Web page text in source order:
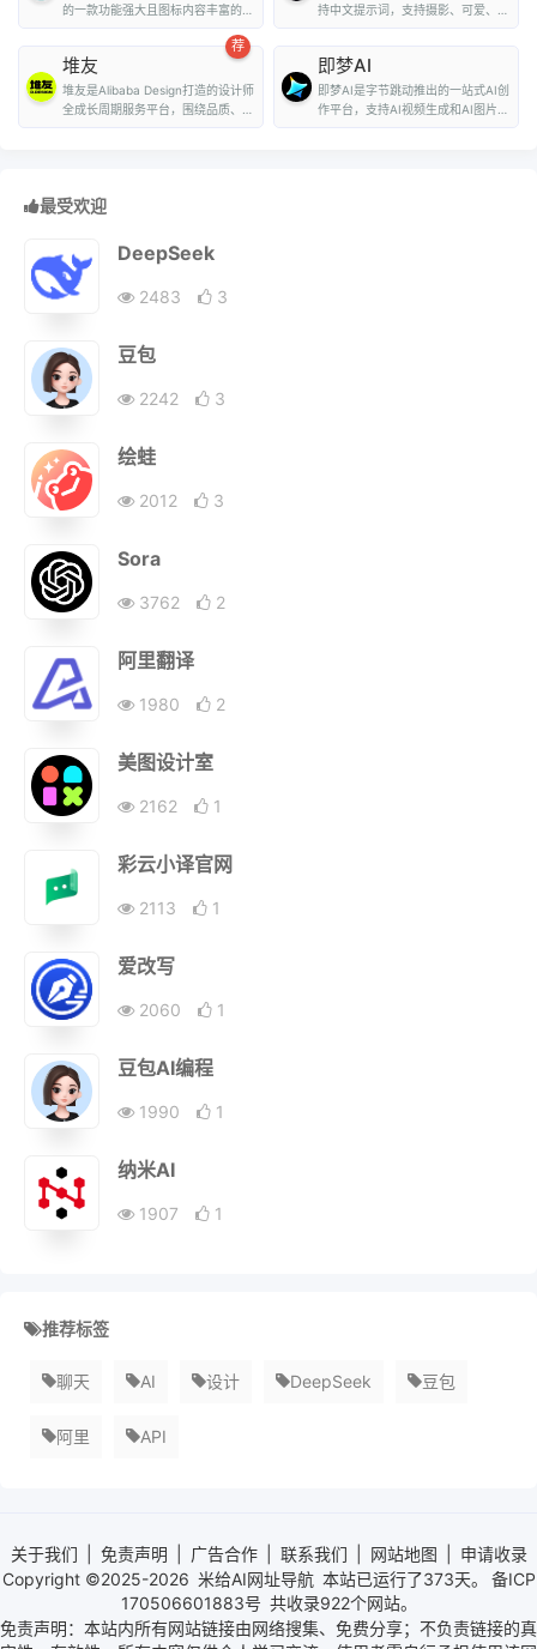
的一款功能强大且图标内容丰富的矢
持中文提示词，支持摄影、可爱、精
荐
堆友
堆友是Alibaba Design打造的设计师
全成长周期服务平台，围绕品质、效
即梦AI
即梦AI是字节跳动推出的一站式AI创
作平台，支持AI视频生成和AI图片生
最受欢迎
DeepSeek
2483 3
豆包
2242 3
绘蛙
2012 3
Sora
3762 2
阿里翻译
1980 2
美图设计室
2162 1
彩云小译官网
2113 1
爱改写
2060 1
豆包AI编程
1990 1
纳米AI
1907 1
推荐标签
聊天 AI 设计 DeepSeek 豆包
阿里 API
关于我们 免责声明 广告合作 联系我们 网站地图
申请收录
Copyright ©2025-2026 米给AI网址导航 本站已运行了373天。
备ICP
170506601883号 共收录922个网站。
免责声明：本站内所有网站链接由网络搜集、免费分享；不负责链接的真